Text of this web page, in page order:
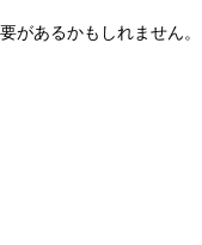
があるかもしれません。